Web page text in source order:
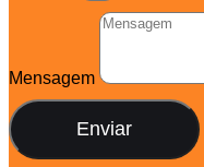
Mensagem
Enviar